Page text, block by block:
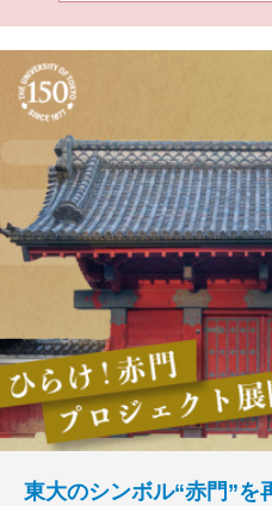
東大のシンボル“赤門”を